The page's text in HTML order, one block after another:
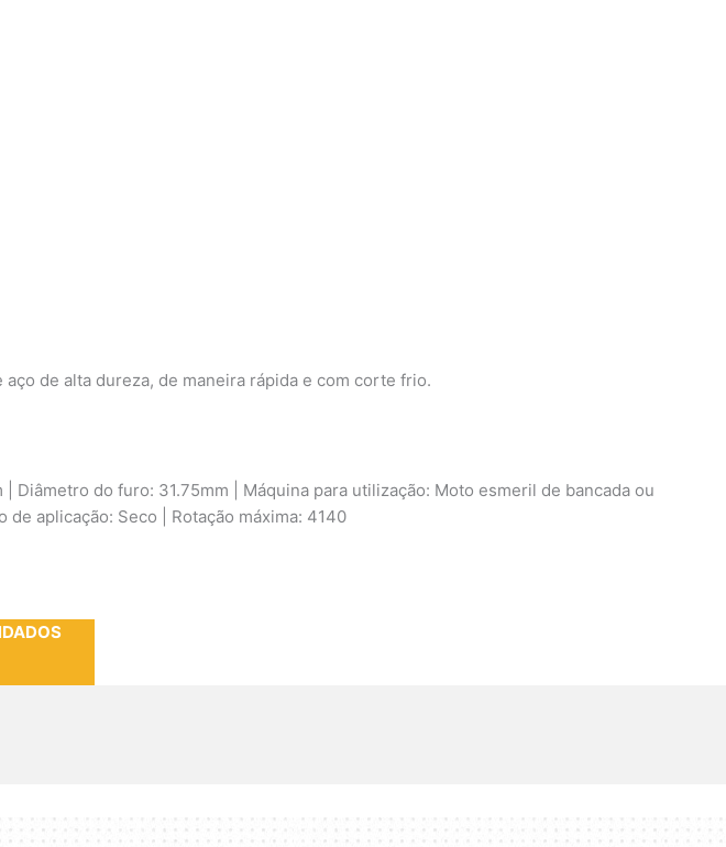
de alta dureza, de maneira rápida e com corte frio.
do furo: 31.75mm | Máquina para utilização: Moto esmeril de bancada ou
aplicação: Seco | Rotação máxima: 4140